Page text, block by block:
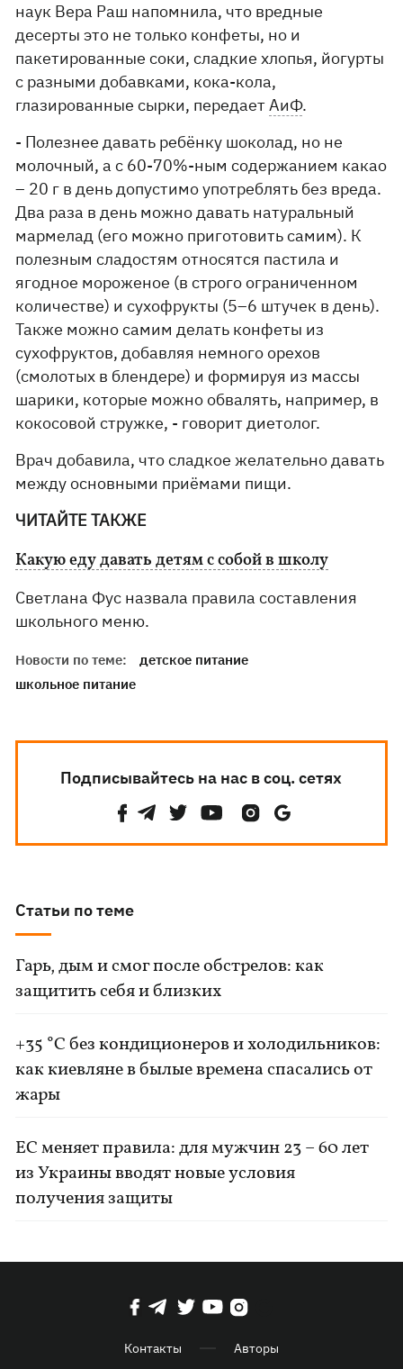
наук Вера Раш напомнила, что вредные
десерты это не только конфеты, но и
пакетированные соки, сладкие хлопья, йогурты
с разными добавками, кока-кола,
глазированные сырки, передаетАиФ.
- Полезнее давать ребёнку шоколад, но не
молочный, а с 60-70%-ным содержанием какао
– 20 г в день допустимо употреблять без вреда.
Два раза в день можно давать натуральный
мармелад (его можно приготовить самим). К
полезным сладостям относятся пастила и
ягодное мороженое (в строго ограниченном
количестве) и сухофрукты (5–6 штучек в день).
Также можно самим делать конфеты из
сухофруктов, добавляя немного орехов
(смолотых в блендере) и формируя из массы
шарики, которые можно обвалять, например, в
кокосовой стружке, - говорит диетолог.
Врач добавила, что сладкое желательно давать
между основными приёмами пищи.
ЧИТАЙТЕ ТАКЖЕ
Какую еду давать детям с собой в школу
Светлана Фус назвала правила составления
школьного меню.
Новости по теме:
детское питание
школьное питание
Подписывайтесь на нас в соц. сетях
Статьи по теме
Гарь, дым и смог после обстрелов: как
защитить себя и близких
+35 °C без кондиционеров и холодильников:
как киевляне в былые времена спасались от
жары
ЕС меняет правила: для мужчин 23 – 60 лет
из Украины вводят новые условия
получения защиты
Контакты Авторы